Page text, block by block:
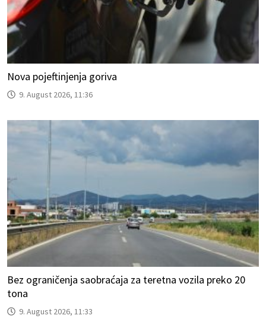
Nova pojeftinjenja goriva
9. August 2026, 11:36
Bez ograničenja saobraćaja za teretna vozila preko 20
tona
9. August 2026, 11:33